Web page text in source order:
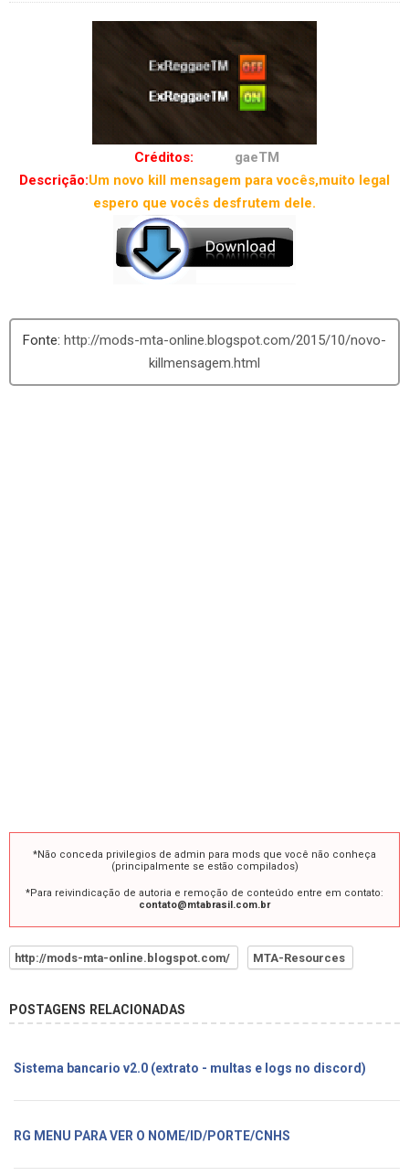
Créditos:
gaeTM
Descrição:Um novo kill mensagem para vocês,muito legal
espero que vocês desfrutem dele.
http://mods-mta-online.blogspot.com/2015/10/novo-
killmensagem.html
*Não conceda privilegios de admin para mods que você não conheça
(principalmente se estão compilados)
*Para reivindicação de autoria e remoção de conteúdo entre em contato:
contato@mtabrasil.com.br
http://mods-mta-online.blogspot.com/ MTA-Resources
POSTAGENS RELACIONADAS
Sistema bancario v2.0 (extrato - multas e logs no discord)
RG MENU PARA VER O NOME/ID/PORTE/CNHS